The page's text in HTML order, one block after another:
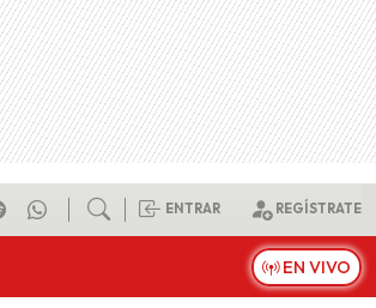
ENTRAR REGÍSTRATE
EN VIVO